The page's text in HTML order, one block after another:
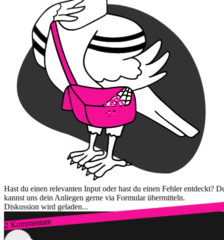
Hast du einen relevanten Input oder hast du einen Fehler entdeckt?
kannst uns dein Anliegen gerne via Formular übermitteln.
Diskussion wird geladen...
2 Kommentare
Zum Login